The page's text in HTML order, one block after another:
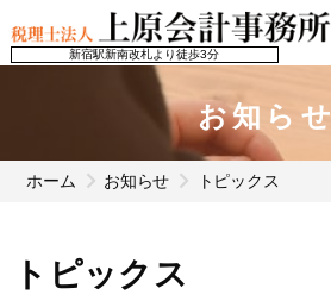
新宿駅新南改札より徒歩3分
お知らせ
ホーム お知らせ トピックス
トピックス